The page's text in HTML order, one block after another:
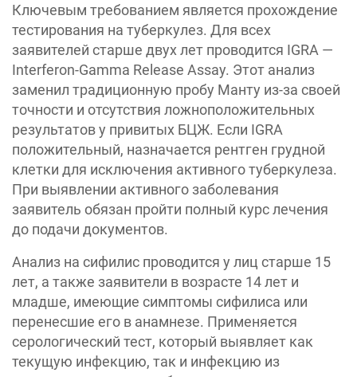
Ключевым требованием является прохождение
тестирования на туберкулез. Для всех
заявителей старше двух лет проводится IGRA —
Interferon-Gamma Release Assay. Этот анализ
заменил традиционную пробу Манту из-за своей
точности и отсутствия ложноположительных
результатов у привитых БЦЖ. Если IGRA
положительный, назначается рентген грудной
клетки для исключения активного туберкулеза.
При выявлении активного заболевания
заявитель обязан пройти полный курс лечения
до подачи документов.
Анализ на сифилис проводится у лиц старше 15
лет, а также заявители в возрасте 14 лет и
младше, имеющие симптомы сифилиса или
перенесшие его в анамнезе. Применяется
серологический тест, который выявляет как
текущую инфекцию, так и инфекцию из